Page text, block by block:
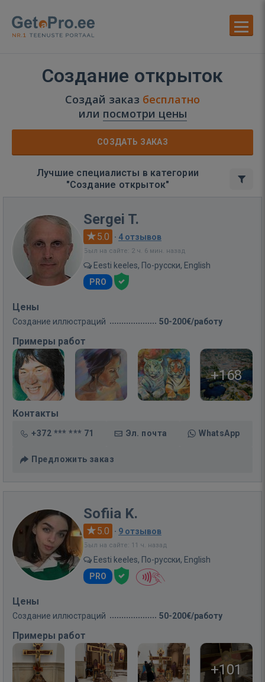
Создание открыток
Создай заказ бесплатно
или посмотри цены
СОЗДАТЬ ЗАКАЗ
Лучшие специалисты в категории
"Создание открыток"
Sergei T.
5.0 · 4 отзывов
Был на сайте: 2 ч. 6 мин. назад
Eesti keeles, По-русски, English
PRO
Цены
Создание иллюстраций 50-200€/работу
Примеры работ
+168
Контакты
+372 *** *** 71 Эл. почта WhatsApp
Предложить заказ
Sofiia K.
5.0 · 9 отзывов
Был на сайте: 11 ч. назад
Eesti keeles, По-русски, English
PRO
Цены
Создание иллюстраций 50-200€/работу
Примеры работ
+101